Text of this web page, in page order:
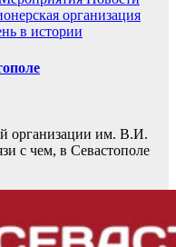
организация
в истории
организации им. В.И.
с чем, в Севастополе